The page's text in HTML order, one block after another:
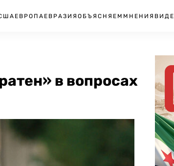
ЕВРОПА ЕВРАЗИЯ ОБЪЯСНЯЕМ МНЕНИЯ
в вопросах